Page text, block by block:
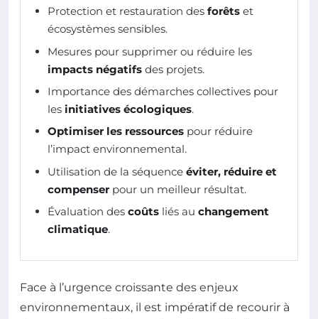
Protection et restauration des forêts et
écosystèmes sensibles.
Mesures pour supprimer ou réduire les
impacts négatifs des projets.
Importance des démarches collectives pour
les initiatives écologiques.
Optimiser les ressources pour réduire
l’impact environnemental.
Utilisation de la séquence éviter, réduire et
compenser pour un meilleur résultat.
Évaluation des coûts liés au changement
climatique.
Face à l’urgence croissante des enjeux
environnementaux, il est impératif de recourir à